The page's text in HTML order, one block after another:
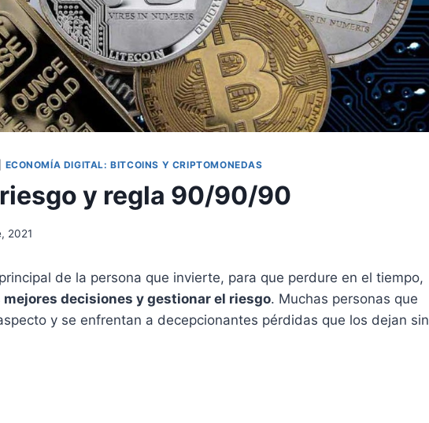
ECONOMÍA DIGITAL: BITCOINS Y CRIPTOMONEDAS
y regla 90/90/90
2021
de la persona que invierte, para que perdure en el tiempo,
mejores decisiones y gestionar el riesgo. Muchas personas que
y se enfrentan a decepcionantes pérdidas que los dejan sin